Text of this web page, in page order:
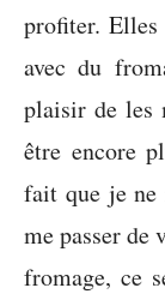
profiter. Elles
avec du
plaisir de les
être encore
fait que je ne
me passer de
fromage, ce